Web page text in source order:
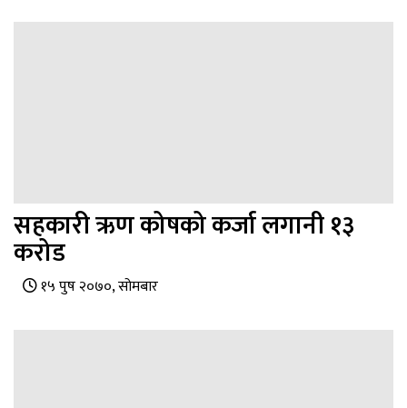
सहकारी ऋण कोषको कर्जा लगानी १३
करोड
१५ पुष २०७०, सोमबार